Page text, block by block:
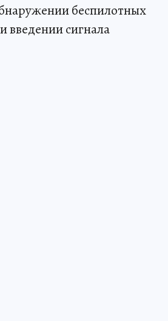
беспилотных
введении сигнала